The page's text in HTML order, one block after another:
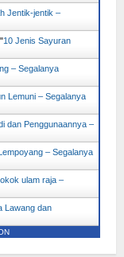
Jentik-jentik –
10 Jenis Sayuran
– Segalanya
Lemuni – Segalanya
dan Penggunaannya –
– Segalanya
ulam raja –
Lawang dan